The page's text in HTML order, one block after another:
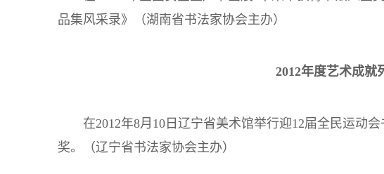
品集风采录》（湖南省书法家协会主办）
2012年度艺术成就
在2012年8月10日辽宁省美术馆举行迎12届全民运动
奖。（辽宁省书法家协会主办）